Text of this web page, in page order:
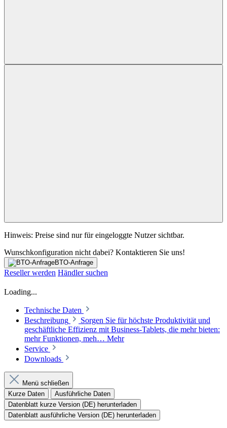
Hinweis: Preise sind nur für eingeloggte Nutzer sichtbar.
Wunschkonfiguration nicht dabei? Kontaktieren Sie uns!
BTO-Anfrage
Reseller werden Händler suchen
Loading...
Technische Daten
Beschreibung
Sorgen Sie für höchste Produktivität und
geschäftliche Effizienz mit Business-Tablets, die mehr bieten:
mehr Funktionen, meh… Mehr
Service
Downloads
Menü schließen
Kurze Daten
Ausführliche Daten
Datenblatt kurze Version (DE) herunterladen
Datenblatt ausführliche Version (DE) herunterladen